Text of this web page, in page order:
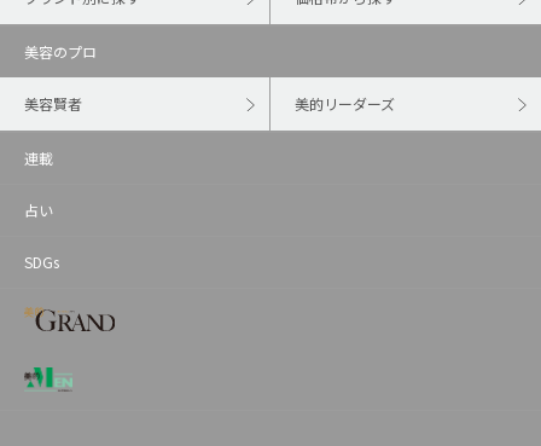
美容のプロ
美容賢者 美的リーダーズ
連載
占い
SDGs